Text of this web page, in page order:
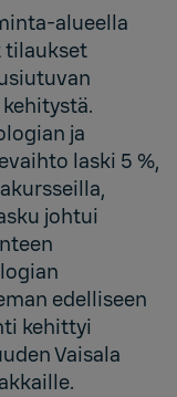
alueella
tilaukset
ja
laski 5 %,
johtui
edelliseen
kehittyi
Vaisala